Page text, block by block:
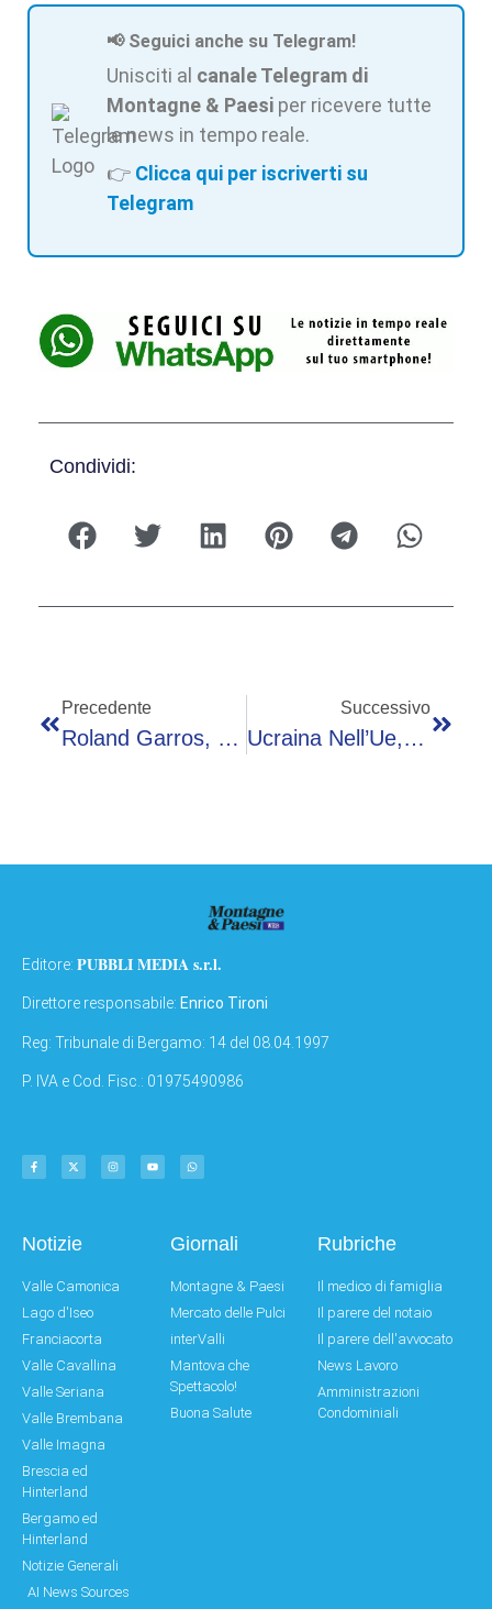
📢 Seguici anche su Telegram!
Unisciti al canale Telegram di
Montagne & Paesi per ricevere tutte
le news in tempo reale.
👉 Clicca qui per iscriverti su
Telegram
Condividi:
Precedente
Roland Garros, Time-Out Medico E Lacrime Per Paolini: Cos’è Successo A Parigi
Successivo
Ucraina Nell’Ue, No Della Lega. Tajani: “Favorevole Ma Priorità A Balcani”
Editore: PUBBLI MEDIA s.r.l.
Direttore responsabile: Enrico Tironi
Reg: Tribunale di Bergamo: 14 del 08.04.1997
P. IVA e Cod. Fisc.: 01975490986
Notizie
Valle Camonica
Lago d'Iseo
Franciacorta
Valle Cavallina
Valle Seriana
Valle Brembana
Valle Imagna
Brescia ed
Hinterland
Bergamo ed
Hinterland
Notizie Generali
AI News Sources
Giornali
Montagne & Paesi
Mercato delle Pulci
interValli
Mantova che
Spettacolo!
Buona Salute
Rubriche
Il medico di famiglia
Il parere del notaio
Il parere dell'avvocato
News Lavoro
Amministrazioni
Condominiali